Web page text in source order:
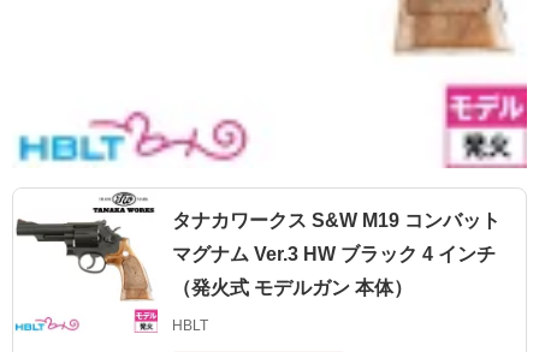
タナカワークス S&W M19 コンバット
マグナム Ver.3 HW ブラック 4 インチ
（発火式 モデルガン 本体）
HBLT